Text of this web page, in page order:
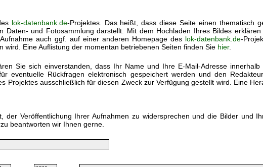
lok-datenbank.de-Projektes. Das heißt, dass diese Seite einen thematisch
Daten- und Fotosammlung darstellt. Mit dem Hochladen Ihres Bildes erklären
auch ggf. auf einer anderen Homepage des lok-datenbank.de-
wird. Eine Auflistung der momentan betriebenen Seiten finden Sie hier.
Sie sich einverstanden, dass Ihr Name und Ihre E-Mail-Adresse innerhalb
eventuelle Rückfragen elektronisch gespeichert werden und den
Projektes ausschließlich für diesen Zweck zur Verfügung gestellt wird. Eine
der Veröffentlichung Ihrer Aufnahmen zu widersprechen und die Bilder und
beantworten wir Ihnen gerne.